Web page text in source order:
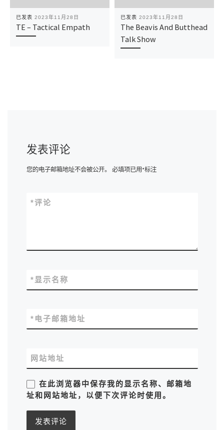
已发表 2023年11月28日
TE – Tactical Empath
已发表 2023年11月28日
The Beavis And Butthead
Talk Show
发表评论
您的电子邮箱地址不会被公开。 必填项已用*标注
评论
*
显示名称
*
电子邮箱地址
*
网站地址
在此浏览器中保存我的显示名称、邮箱地
址和网站地址，以便下次评论时使用。